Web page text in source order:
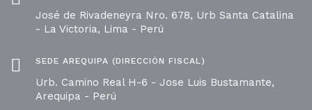
José de Rivadeneyra Nro. 678, Urb Santa Catalina
- La Victoria, Lima - Perú
SEDE AREQUIPA (DIRECCIÓN FISCAL)
Urb. Camino Real H-6 - Jose Luis Bustamante,
Arequipa - Perú